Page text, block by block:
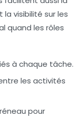
visibilité sur les
quand les rôles
à chaque tâche.
les activités
pour